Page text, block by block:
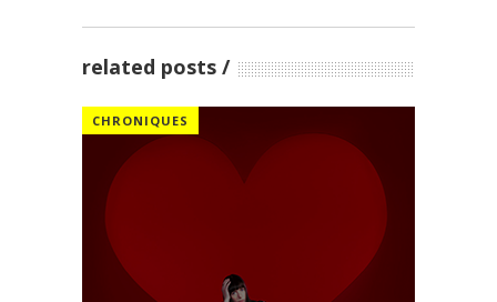
related posts
CHRONIQUES